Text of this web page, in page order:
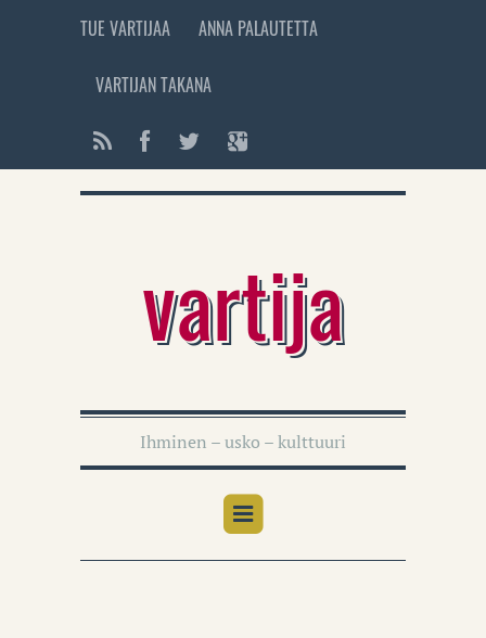
TUE VARTIJAA ANNA PALAUTETTA
VARTIJAN TAKANA
vartija
Ihminen – usko – kulttuuri